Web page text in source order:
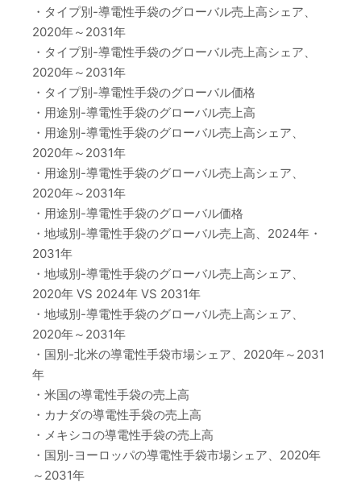
・タイプ別-導電性手袋のグローバル売上高シェア、
2020年～2031年
・タイプ別-導電性手袋のグローバル売上高シェア、
2020年～2031年
・タイプ別-導電性手袋のグローバル価格
・用途別-導電性手袋のグローバル売上高
・用途別-導電性手袋のグローバル売上高シェア、
2020年～2031年
・用途別-導電性手袋のグローバル売上高シェア、
2020年～2031年
・用途別-導電性手袋のグローバル価格
・地域別-導電性手袋のグローバル売上高、2024年・
2031年
・地域別-導電性手袋のグローバル売上高シェア、
2020年 VS 2024年 VS 2031年
・地域別-導電性手袋のグローバル売上高シェア、
2020年～2031年
・国別-北米の導電性手袋市場シェア、2020年～2031
年
・米国の導電性手袋の売上高
・カナダの導電性手袋の売上高
・メキシコの導電性手袋の売上高
・国別-ヨーロッパの導電性手袋市場シェア、2020年
～2031年